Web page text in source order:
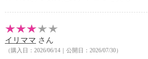
イリママ さん
（購入日：2026/06/14｜公開日：2026/07/30）